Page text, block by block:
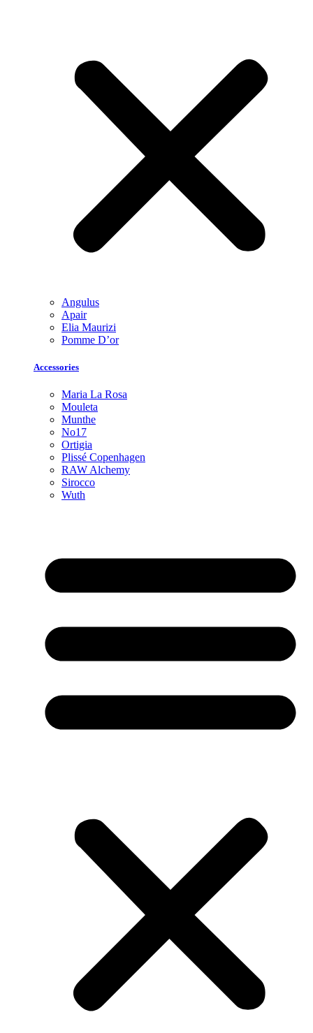
Angulus
Apair
Elia Maurizi
Pomme D’or
Accessories
Maria La Rosa
Mouleta
Munthe
No17
Ortigia
Plissé Copenhagen
RAW Alchemy
Sirocco
Wuth